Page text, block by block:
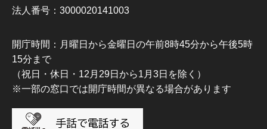
法人番号：3000020141003
開庁時間：月曜日から金曜日の午前8時45分から午後5時
15分まで
（祝日・休日・12月29日から1月3日を除く）
※一部の窓口では開庁時間が異なる場合があります